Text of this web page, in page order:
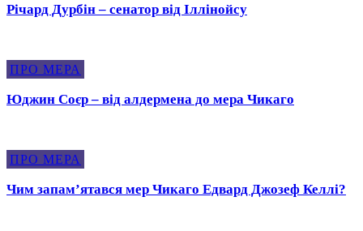
Річард Дурбін – сенатор від Іллінойсу
ПРО МЕРА
Юджин Соєр – від алдермена до мера Чикаго
ПРО МЕРА
Чим запамʼятався мер Чикаго Едвард Джозеф Келлі?